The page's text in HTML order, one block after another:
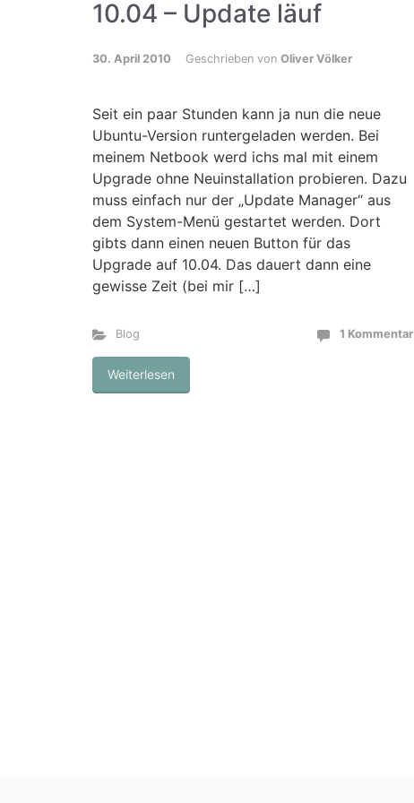
10.04 – Update läuf
30. April 2010 Geschrieben von Oliver Völker
Seit ein paar Stunden kann ja nun die neue
Ubuntu-Version runtergeladen werden. Bei
meinem Netbook werd ichs mal mit einem
Upgrade ohne Neuinstallation probieren. Dazu
muss einfach nur der „Update Manager“ aus
dem System-Menü gestartet werden. Dort
gibts dann einen neuen Button für das
Upgrade auf 10.04. Das dauert dann eine
gewisse Zeit (bei mir […]
Blog 1 Kommentar
Weiterlesen